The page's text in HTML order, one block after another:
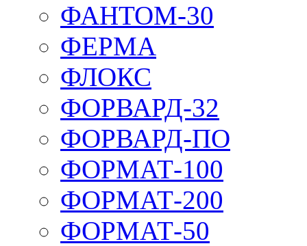
ФАНТОМ-30
ФЕРМА
ФЛОКС
ФОРВАРД-32
ФОРВАРД-ПО
ФОРМАТ-100
ФОРМАТ-200
ФОРМАТ-50